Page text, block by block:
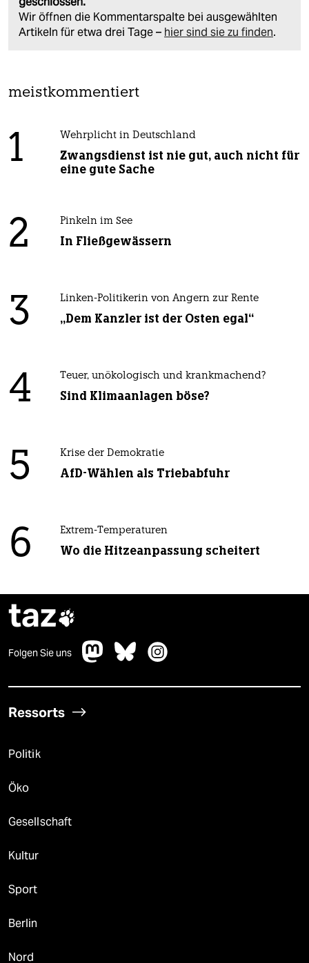
Wir öffnen die Kommentarspalte bei ausgewählten
Artikeln für etwa drei Tage – hier sind sie zu finden.
meistkommentiert
1 Wehrplicht in Deutschland
Zwangsdienst ist nie gut, auch nicht für
eine gute Sache
2 Pinkeln im See
In Fließgewässern
3 Linken-Politikerin von Angern zur Rente
„Dem Kanzler ist der Osten egal“
4 Teuer, unökologisch und krankmachend?
Sind Klimaanlagen böse?
5 Krise der Demokratie
AfD-Wählen als Triebabfuhr
6 Extrem-Temperaturen
Wo die Hitzeanpassung scheitert
taz
Folgen Sie uns
Ressorts
Politik
Öko
Gesellschaft
Kultur
Sport
Berlin
Nord